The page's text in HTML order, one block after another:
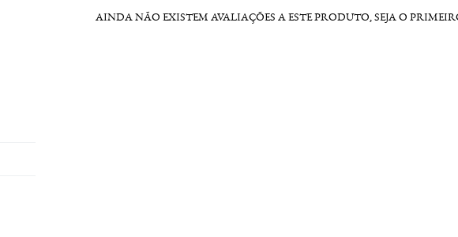
AINDA NÃO EXISTEM AVALIAÇÕES A ESTE PRODUTO, SEJA O